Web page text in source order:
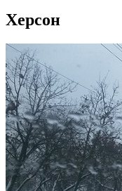
Херсон